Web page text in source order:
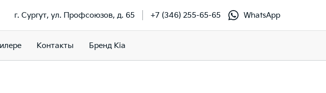
г. Сургут, ул. Профсоюзов, д. 65 +7 (346) 255-65-65 WhatsApp
Контакты Бренд Kia